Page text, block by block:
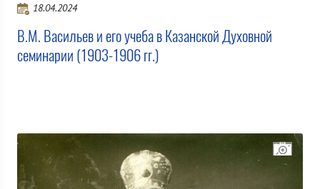
18.04.2024
В.М. Васильев и его учеба в Казанской Духовной
семинарии (1903-1906 гг.)